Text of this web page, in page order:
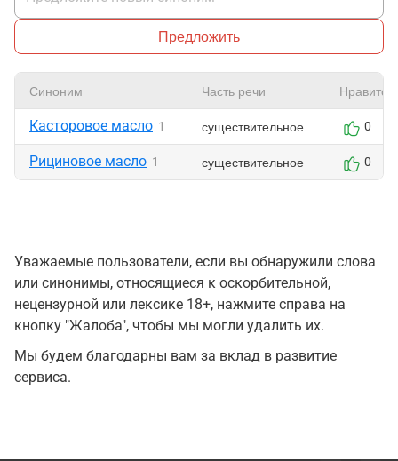
Предложить
Синоним Часть речи Нравится
Касторовое масло 1 существительное 0
Рициновое масло 1 существительное 0
Уважаемые пользователи, если вы обнаружили слова
или синонимы, относящиеся к оскорбительной,
нецензурной или лексике 18+, нажмите справа на
кнопку "Жалоба", чтобы мы могли удалить их.
Мы будем благодарны вам за вклад в развитие
сервиса.